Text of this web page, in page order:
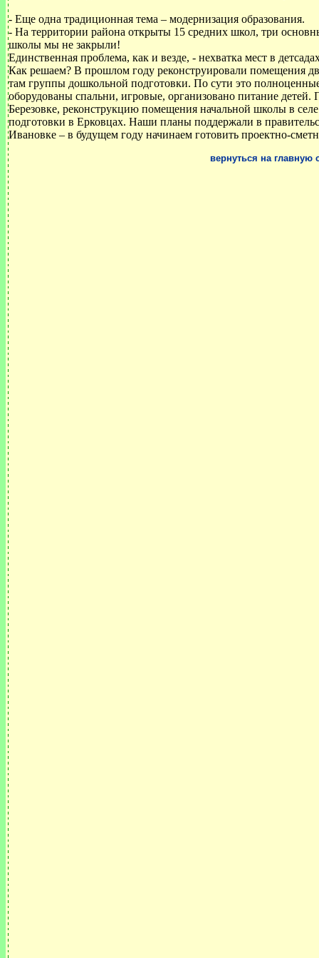
- Еще одна традиционная тема – модернизация образования.
- На территории района открыты 15 средних школ, три
школы мы не закрыли!
Единственная проблема, как и везде, - нехватка мест в
Как решаем? В прошлом году реконструировали помещения
там группы дошкольной подготовки. По сути это
оборудованы спальни, игровые, организовано питание
Березовке, реконструкцию помещения начальной школы в
подготовки в Ерковцах. Наши планы поддержали в
Ивановке – в будущем году начинаем готовить проектно-
вернуться на главную